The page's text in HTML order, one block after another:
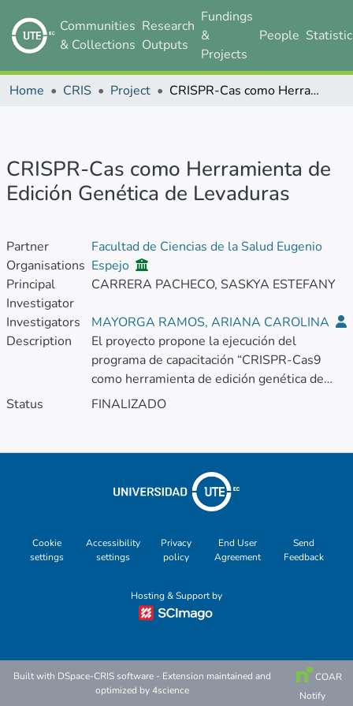
Communities
& Collections
Research
Outputs
Fundings
&
Projects
People
Home CRIS Project CRISPR-Cas como Herramienta de Edición Genética de Levaduras
CRISPR-Cas como Herramienta de
Edición Genética de Levaduras
Partner
Organisations
Facultad de Ciencias de la Salud Eugenio
Espejo
Principal
Investigator
CARRERA PACHECO, SASKYA ESTEFANY
Investigators
MAYORGA RAMOS, ARIANA CAROLINA
Description
El proyecto propone la ejecución del
programa de capacitación “CRISPR-Cas9
como herramienta de edición genética de
levaduras”, en el marco del Fondo Avante,
biotecnología. El objetivo es formar
profesionales e investigadores en el uso de
la tecnología CRISPR-Cas9 aplicada a
levaduras, una herramienta clave para el
procesos fermentativos y aplicaciones en
biomedicina y biotecnología industrial.
Status FINALIZADO
Cookie
settings
Accessibility
settings
Privacy
policy
End User
Agreement
Send
Feedback
Hosting & Support by
Built with DSpace-CRIS software - Extension maintained and
optimized by4science
COAR
Notify